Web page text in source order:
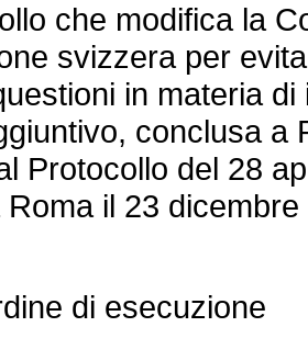
che modifica la
svizzera per
in materia
conclusa
Protocollo del 28
Roma il 23
di esecuzione